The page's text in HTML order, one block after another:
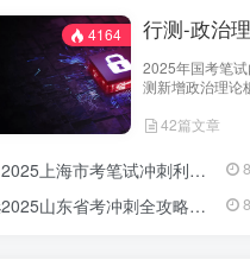
4164
2025年国考笔
测新增政治理论
五大板块变成六
治理论、常识判
语理解与表达、
系、判断推理和
析六大板块。教
42篇文章
海市考笔试冲刺利器：押题卷与模块冲刺的精准结合2025上海市考行测押题卷及冲刺资料合集
东省考冲刺全攻略：押题预测与时政热点直击核心2025山东省考行测押题卷及申论预测合集